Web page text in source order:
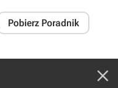
Pobierz Poradnik
